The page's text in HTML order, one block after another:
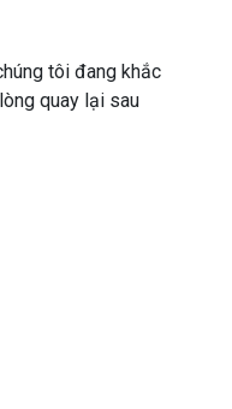
tôi đang khắc
quay lại sau